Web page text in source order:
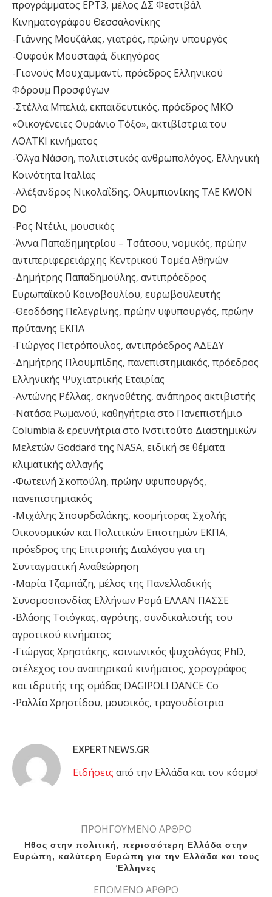
προγράμματος ΕΡΤ3, μέλος ΔΣ Φεστιβάλ
Κινηματογράφου Θεσσαλονίκης
-Γιάννης Μουζάλας, γιατρός, πρώην υπουργός
-Ουφούκ Μουσταφά, δικηγόρος
-Γιονούς Μουχαμμαντί, πρόεδρος Ελληνικού
Φόρουμ Προσφύγων
-Στέλλα Μπελιά, εκπαιδευτικός, πρόεδρος ΜΚΟ
«Οικογένειες Ουράνιο Τόξο», ακτιβίστρια του
ΛΟΑΤΚΙ κινήματος
-Όλγα Νάσση, πολιτιστικός ανθρωπολόγος, Ελληνική
Κοινότητα Ιταλίας
-Αλέξανδρος Νικολαΐδης, Ολυμπιονίκης TAE KWON
DO
-Ρος Ντέιλι, μουσικός
-Άννα Παπαδημητρίου – Τσάτσου, νομικός, πρώην
αντιπεριφερειάρχης Κεντρικού Τομέα Αθηνών
-Δημήτρης Παπαδημούλης, αντιπρόεδρος
Ευρωπαϊκού Κοινοβουλίου, ευρωβουλευτής
-Θεοδόσης Πελεγρίνης, πρώην υφυπουργός, πρώην
πρύτανης ΕΚΠΑ
-Γιώργος Πετρόπουλος, αντιπρόεδρος ΑΔΕΔΥ
-Δημήτρης Πλουμπίδης, πανεπιστημιακός, πρόεδρος
Ελληνικής Ψυχιατρικής Εταιρίας
-Αντώνης Ρέλλας, σκηνοθέτης, ανάπηρος ακτιβιστής
-Νατάσα Ρωμανού, καθηγήτρια στο Πανεπιστήμιο
Columbia & ερευνήτρια στο Ινστιτούτο Διαστημικών
Μελετών Goddard της NASA, ειδική σε θέματα
κλιματικής αλλαγής
-Φωτεινή Σκοπούλη, πρώην υφυπουργός,
πανεπιστημιακός
-Μιχάλης Σπουρδαλάκης, κοσμήτορας Σχολής
Οικονομικών και Πολιτικών Επιστημών ΕΚΠΑ,
πρόεδρος της Επιτροπής Διαλόγου για τη
Συνταγματική Αναθεώρηση
-Μαρία Τζαμπάζη, μέλος της Πανελλαδικής
Συνομοσπονδίας Ελλήνων Ρομά ΕΛΛΑΝ ΠΑΣΣΕ
-Βλάσης Τσιόγκας, αγρότης, συνδικαλιστής του
αγροτικού κινήματος
-Γιώργος Χρηστάκης, κοινωνικός ψυχολόγος PhD,
στέλεχος του αναπηρικού κινήματος, χορογράφος
και ιδρυτής της ομάδας DAGIPOLI DANCE Co
-Ραλλία Χρηστίδου, μουσικός, τραγουδίστρια
EXPERTNEWS.GR
Eιδήσεις από την Ελλάδα και τον κόσμο!
ΠΡΟΗΓΟΥΜΕΝΟ ΑΡΘΡΟ
Ηθος στην πολιτική, περισσότερη Ελλάδα στην
Ευρώπη, καλύτερη Ευρώπη για την Ελλάδα και τους
Έλληνες
ΕΠΟΜΕΝΟ ΑΡΘΡΟ